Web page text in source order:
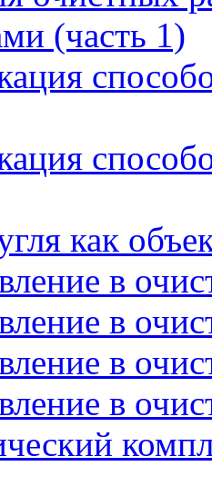
(часть 1)
как
в
в
в
в